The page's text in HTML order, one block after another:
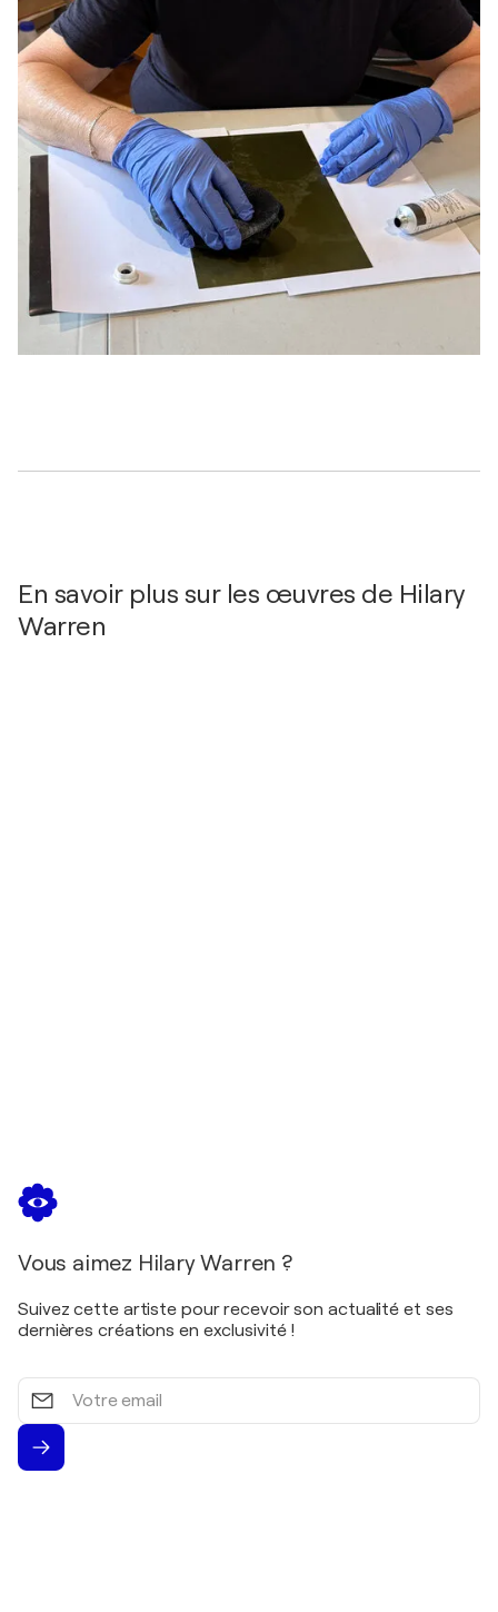
En savoir plus sur les œuvres de Hilary
Warren
Vous aimez Hilary Warren ?
Suivez cette artiste pour recevoir son actualité et ses
dernières créations en exclusivité !
Votre
email